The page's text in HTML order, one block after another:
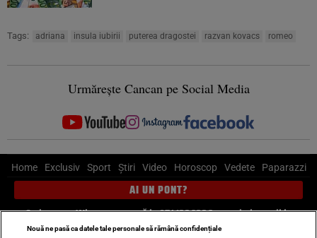
Tags: adriana insula iubirii puterea dragostei razvan kovacs romeo
Urmărește Cancan pe Social Media
Home Exclusiv Sport Știri Video Horoscop Vedete Paparazzi
AI UN PONT?
Scrie-ne pe Whatsapp, sună la 0741226226 sau trimite mail la
pont@cancan.ro
Nouă ne pasă ca datele tale personale să rămână confidențiale